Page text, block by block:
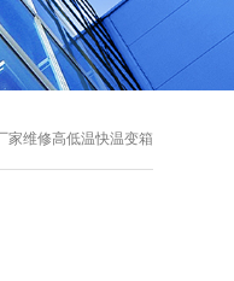
家维修高低温快温变箱